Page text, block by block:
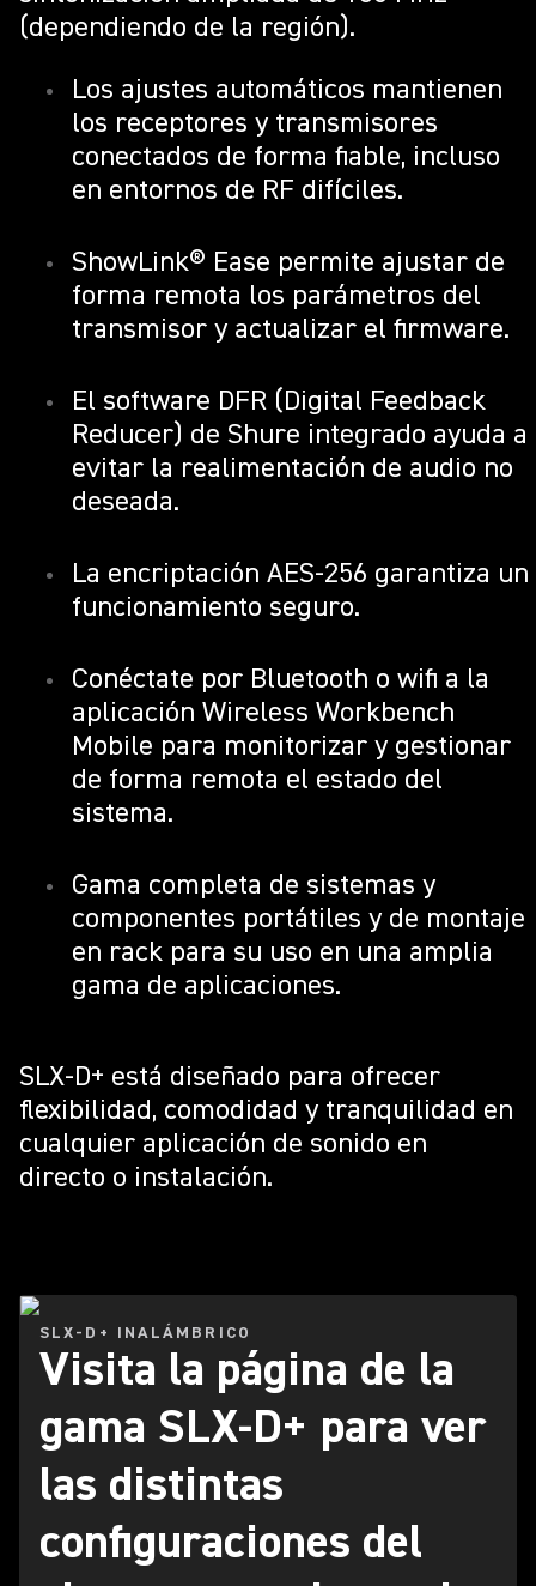
(dependiendo de la región).
Los ajustes automáticos mantienen
los receptores y transmisores
conectados de forma fiable, incluso
en entornos de RF difíciles.
ShowLink® Ease permite ajustar de
forma remota los parámetros del
transmisor y actualizar el firmware.
El software DFR (Digital Feedback
Reducer) de Shure integrado ayuda a
evitar la realimentación de audio no
deseada.
La encriptación AES-256 garantiza un
funcionamiento seguro.
Conéctate por Bluetooth o wifi a la
aplicación Wireless Workbench
Mobile para monitorizar y gestionar
de forma remota el estado del
sistema.
Gama completa de sistemas y
componentes portátiles y de montaje
en rack para su uso en una amplia
gama de aplicaciones.
SLX-D+ está diseñado para ofrecer
flexibilidad, comodidad y tranquilidad en
cualquier aplicación de sonido en
directo o instalación.
SLX-D+ INALÁMBRICO
Visita la página de la
gama SLX-D+ para ver
las distintas
configuraciones del